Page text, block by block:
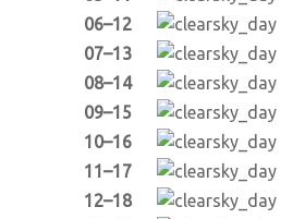
06–12
07–13
08–14
09–15
10–16
11–17
12–18